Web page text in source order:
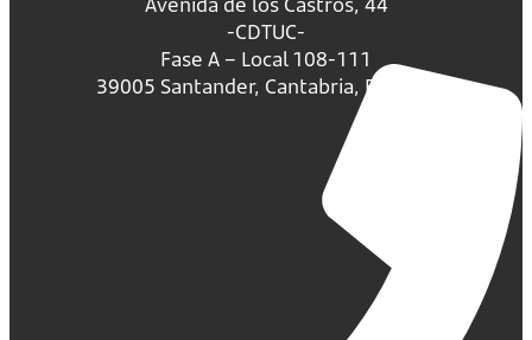
-CDTUC-
Fase A – Local 108-111
39005 Santander, Cantabria, España.